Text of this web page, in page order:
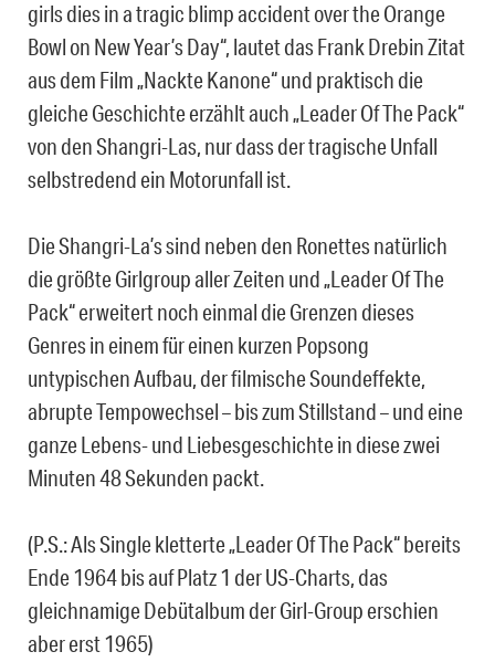
girls dies in a tragic blimp accident over the Orange
Bowl on New Year’s Day“, lautet das Frank Drebin Zitat
aus dem Film „Nackte Kanone“ und praktisch die
gleiche Geschichte erzählt auch „Leader Of The Pack“
von den Shangri-Las, nur dass der tragische Unfall
selbstredend ein Motorunfall ist.
Die Shangri-La’s sind neben den Ronettes natürlich
die größte Girlgroup aller Zeiten und „Leader Of The
Pack“ erweitert noch einmal die Grenzen dieses
Genres in einem für einen kurzen Popsong
untypischen Aufbau, der filmische Soundeffekte,
abrupte Tempowechsel – bis zum Stillstand – und eine
ganze Lebens- und Liebesgeschichte in diese zwei
Minuten 48 Sekunden packt.
(P.S.: Als Single kletterte „Leader Of The Pack“ bereits
Ende 1964 bis auf Platz 1 der US-Charts, das
gleichnamige Debütalbum der Girl-Group erschien
aber erst 1965)